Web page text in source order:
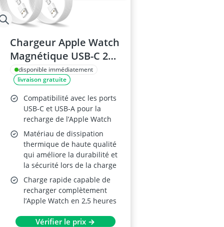
Chargeur Apple Watch
Magnétique USB-C 2
m, Lot de 2 –
Compatible Series 2-
10/SE/Ultra
disponible immédiatement
livraison gratuite
Compatibilité avec les ports
USB-C et USB-A pour la
recharge de l’Apple Watch
Matériau de dissipation
thermique de haute qualité
qui améliore la durabilité et
la sécurité lors de la charge
Charge rapide capable de
recharger complètement
l’Apple Watch en 2,5 heures
Vérifier le prix →